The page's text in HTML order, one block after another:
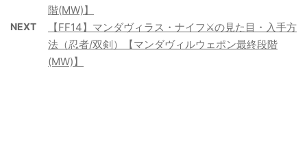
階(MW)】
NEXT
【FF14】マンダヴィラス・ナイフ⚔️の見た目・入手方
法（忍者/双剣）【マンダヴィルウェポン最終段階
(MW)】